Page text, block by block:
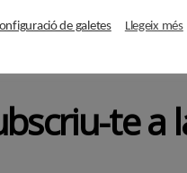
te a
de galetes Llegeix més